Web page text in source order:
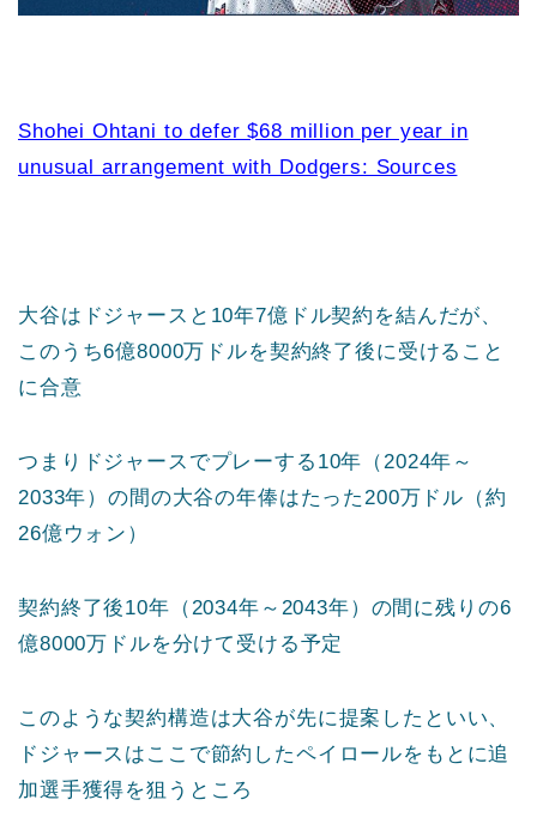
Shohei Ohtani to defer $68 million per year in
unusual arrangement with Dodgers: Sources
大谷はドジャースと10年7億ドル契約を結んだが、
このうち6億8000万ドルを契約終了後に受けること
に合意
つまりドジャースでプレーする10年（2024年～
2033年）の間の大谷の年俸はたった200万ドル（約
26億ウォン）
契約終了後10年（2034年～2043年）の間に残りの6
億8000万ドルを分けて受ける予定
このような契約構造は大谷が先に提案したといい、
ドジャースはここで節約したペイロールをもとに追
加選手獲得を狙うところ